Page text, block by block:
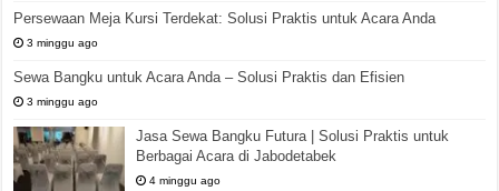
Persewaan Meja Kursi Terdekat: Solusi Praktis untuk Acara Anda
3 minggu ago
Sewa Bangku untuk Acara Anda – Solusi Praktis dan Efisien
3 minggu ago
Jasa Sewa Bangku Futura | Solusi Praktis untuk
Berbagai Acara di Jabodetabek
4 minggu ago